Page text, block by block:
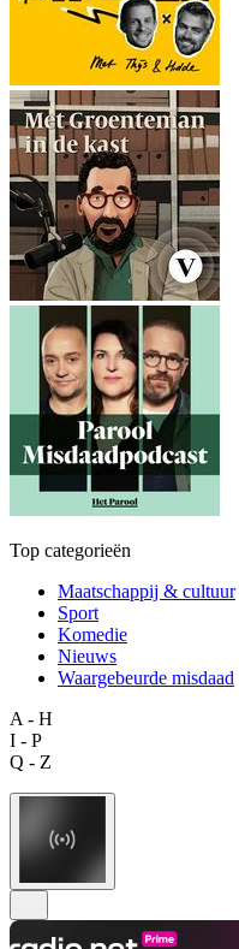
Top categorieën
Maatschappij & cultuur
Sport
Komedie
Nieuws
Waargebeurde misdaad
A - H
I - P
Q - Z